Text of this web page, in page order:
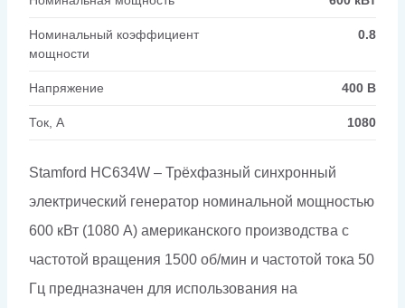
Номинальный коэффициент
мощности
0.8
Напряжение 400 В
Ток, А 1080
Stamford HC634W – Трёхфазный синхронный
электрический генератор номинальной мощностью
600 кВт (1080 А) американского производства с
частотой вращения 1500 об/мин и частотой тока 50
Гц предназначен для использования на